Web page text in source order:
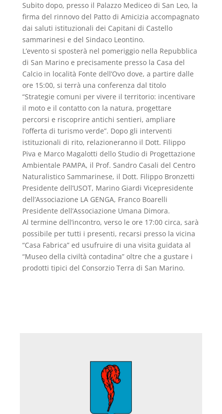
Subito dopo, presso il Palazzo Mediceo di San Leo, la
firma del rinnovo del Patto di Amicizia accompagnato
dai saluti istituzionali dei Capitani di Castello
sammarinesi e del Sindaco Leontino.
L’evento si sposterà nel pomeriggio nella Repubblica
di San Marino e precisamente presso la Casa del
Calcio in località Fonte dell’Ovo dove, a partire dalle
ore 15:00, si terrà una conferenza dal titolo
“Strategie comuni per vivere il territorio: incentivare
il moto e il contatto con la natura, progettare
percorsi e riscoprire antichi sentieri, ampliare
l’offerta di turismo verde”. Dopo gli interventi
istituzionali di rito, relazioneranno il Dott. Filippo
Piva e Marco Magalotti dello Studio di Progettazione
Ambientale PAMPA, il Prof. Sandro Casali del Centro
Naturalistico Sammarinese, il Dott. Filippo Bronzetti
Presidente dell’USOT, Marino Giardi Vicepresidente
dell’Associazione LA GENGA, Franco Boarelli
Presidente dell’Associazione Umana Dimora.
Al termine dell’incontro, verso le ore 17:00 circa, sarà
possibile per tutti i presenti, recarsi presso la vicina
“Casa Fabrica” ed usufruire di una visita guidata al
“Museo della civiltà contadina” oltre che a gustare i
prodotti tipici del Consorzio Terra di San Marino.